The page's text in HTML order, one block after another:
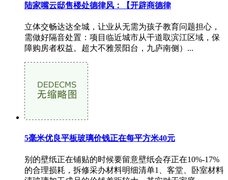
陆家嘴云邸售楼处德律风：【开辟商德律
立体交畅达达全城，让业从无需为孩子教育问题担心，
需做好隔音处置：项目临近城市从干道取滨江区域，保
障购房者权益。超大不雅景阳台，九庐南侧）...
5毫米优良平板玻璃价钱正在每平方米40元
别的壁纸正在铺贴的时候要留意壁纸会存正在10%-17%
的合理损耗，拆修采办材料明细清单1、客堂、卧室材料